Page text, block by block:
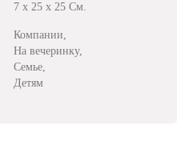
7 x 25 x 25 См.
Компании,
На вечеринку,
Семье,
Детям